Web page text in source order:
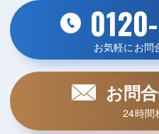
お気軽にお問
お問
24時間